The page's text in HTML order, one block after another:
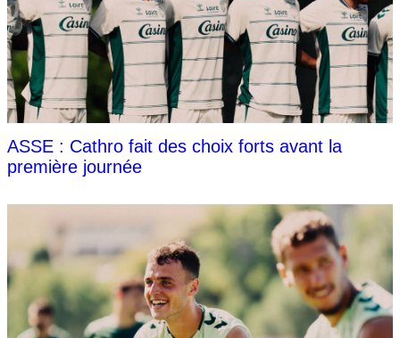
ASSE : Cathro fait des choix forts avant la
première journée